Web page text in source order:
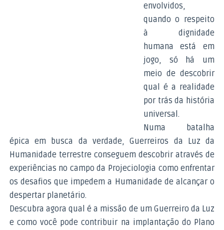
envolvidos,
quando o respeito
à dignidade
humana está em
jogo, só há um
meio de descobrir
qual é a realidade
por trás da história
universal.
Numa batalha
épica em busca da verdade, Guerreiros da Luz da
Humanidade terrestre conseguem descobrir através de
experiências no campo da Projeciologia como enfrentar
os desafios que impedem a Humanidade de alcançar o
despertar planetário.
Descubra agora qual é a missão de um Guerreiro da Luz
e como você pode contribuir na implantação do Plano